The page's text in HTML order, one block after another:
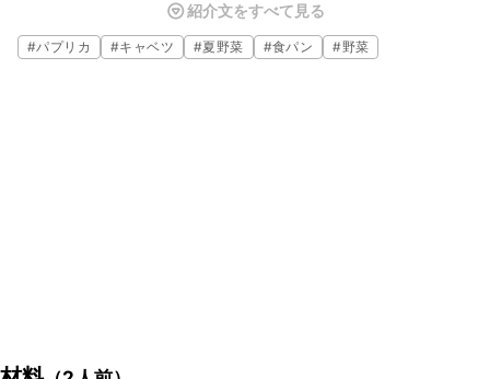
パンに挟んでも、そのままサラダにしても、美味しくお召し上がり頂
けます！
紹介文をすべて見る
#パプリカ #キャベツ #夏野菜 #食パン #野菜